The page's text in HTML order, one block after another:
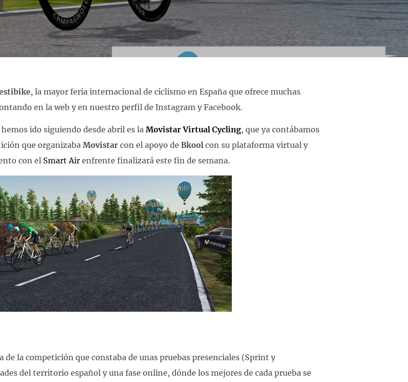
, la mayor feria internacional de ciclismo en España que ofrece muchas
en la web y en nuestro perfil de Instagram y Facebook.
ido siguiendo desde abril es laMovistar Virtual Cycling, que ya contábamos
que organizaba Movistar con el apoyo de Bkool con su plataforma virtual y
con el Smart Air enfrente finalizará este fin de semana.
de la competición que constaba de unas pruebas presenciales (Sprint y
del territorio español y una fase online, dónde los mejores de cada prueba se